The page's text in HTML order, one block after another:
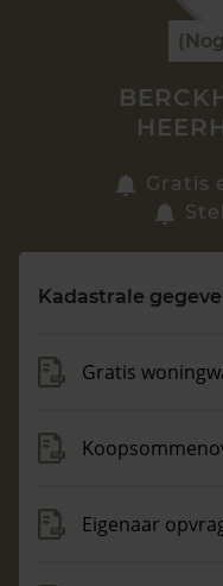
Vragen? Neem
088 220
Gratis
Kadastrale
Gratis
Eigenaar